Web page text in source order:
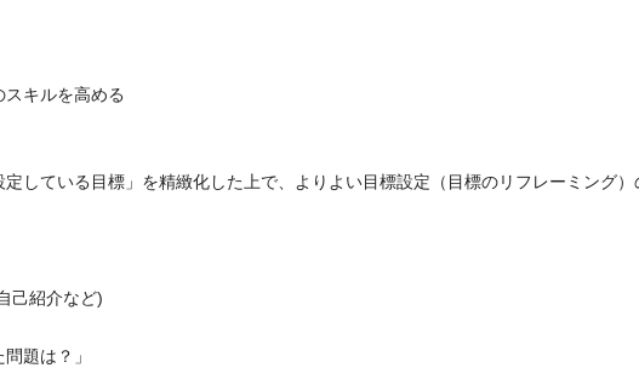
キルを高める
している目標」を精緻化した上で、よりよい目標設定（目標のリフレーミング）
己紹介など)
題は？」